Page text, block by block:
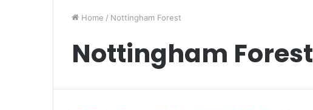
Home / Nottingham Forest
Nottingham Forest